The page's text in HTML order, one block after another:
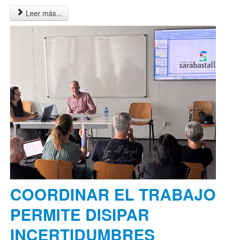
Leer más...
COORDINAR EL TRABAJO
PERMITE DISIPAR
INCERTIDUMBRES